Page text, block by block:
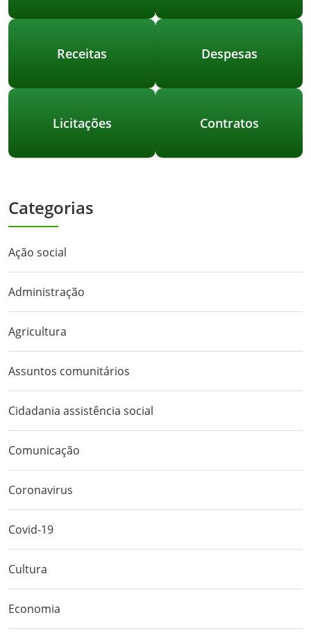
Receitas Despesas
Licitações Contratos
Categorias
Ação social
Administração
Agricultura
Assuntos comunitários
Cidadania assistência social
Comunicação
Coronavirus
Covid-19
Cultura
Economia